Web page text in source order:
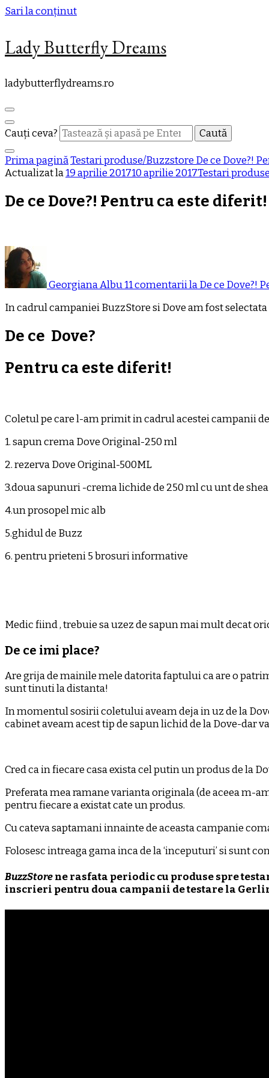
Sari la conținut
Lady Butterfly Dreams
ladybutterflydreams.ro
Cauți ceva?
Prima paginăTestari produse/Buzzstore De ce Dove?!
Actualizat la19 aprilie 201710 aprilie 2017Testari
De ce Dove?! Pentru ca este diferit!
Georgiana Albu11 comentariila De ce Dove?!
In cadrul campaniei BuzzStore si Dove am fost
De ce Dove?
Pentru ca este diferit!
Coletul pe care l-am primit in cadrul acestei campanii
1. sapun crema Dove Original-250 ml
2. rezerva Dove Original-500ML
3.doua sapunuri -crema lichide de 250 ml cu unt de
4.un prosopel mic alb
5.ghidul de Buzz
6. pentru prieteni 5 brosuri informative
Medic fiind , trebuie sa uzez de sapun mai mult decat
De ce imi place?
Are grija de mainile mele datorita faptului ca are o
sunt tinuti la distanta!
In momentul sosirii coletului aveam deja in uz de la
cabinet aveam acest tip de sapun lichid de la Dove-dar
Cred ca in fiecare casa exista cel putin un produs de la
Preferata mea ramane varianta originala (de aceea m-
pentru fiecare a existat cate un produs.
Cu cateva saptamani innainte de aceasta campanie
Folosesc intreaga gama inca de la ‘inceputuri’ si sunt
BuzzStorene rasfata periodic cu produse spre
inscrieri pentru doua campanii de testare la